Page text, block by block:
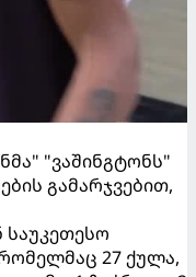
"ვაშინგტონს"
გამარჯვებით,
საუკეთესო
27 ქულა,